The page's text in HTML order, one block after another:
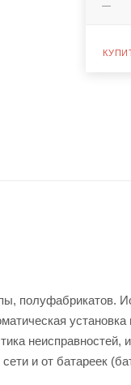
полуфабрикатов.
установка
неисправностей,
и от батареек